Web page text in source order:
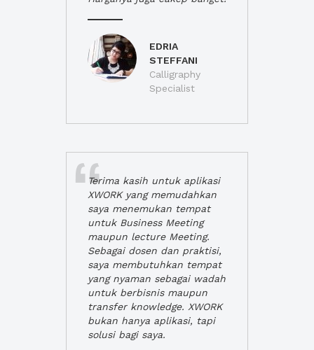
EDRIA
STEFFANI
Calligraphy
Specialist
Terima kasih untuk aplikasi
XWORK yang memudahkan
saya menemukan tempat
untuk Business Meeting
maupun lecture Meeting.
Sebagai dosen dan praktisi,
saya membutuhkan tempat
yang nyaman sebagai wadah
untuk berbisnis maupun
transfer knowledge. XWORK
bukan hanya aplikasi, tapi
solusi bagi saya.